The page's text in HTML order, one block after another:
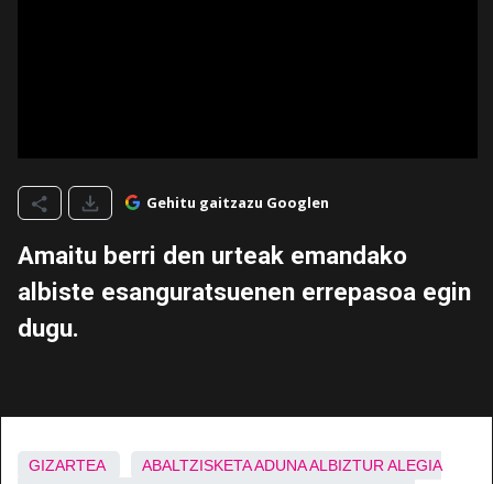
Gehitu gaitzazu Googlen
Amaitu berri den urteak emandako
albiste esanguratsuenen errepasoa egin
dugu.
GIZARTEA ABALTZISKETAADUNAALBIZTUR ALEGIA